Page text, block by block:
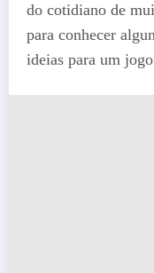
do cotidiano de
para conhecer
ideias para um